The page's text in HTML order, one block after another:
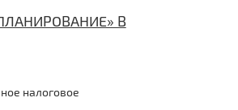
В
налоговое